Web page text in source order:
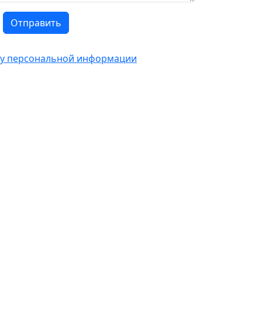
Отправить
персональной информации